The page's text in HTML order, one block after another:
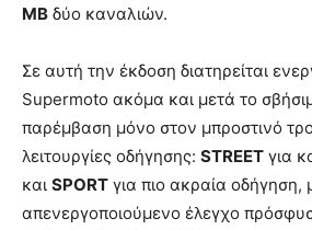
MB δύο καναλιών.
Σε αυτή την έκδοση διατηρείται
Supermoto ακόμα και μετά το
παρέμβαση μόνο στον μπροστινό
λειτουργίες οδήγησης: STREET για
και SPORT για πιο ακραία οδήγηση,
απενεργοποιούμενο έλεγχο